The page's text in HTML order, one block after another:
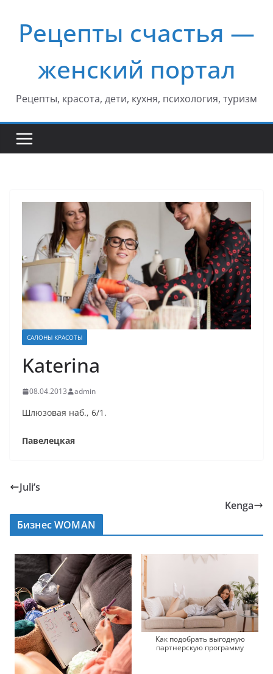
содержимому
Рецепты счастья —
женский портал
Рецепты, красота, дети, кухня, психология, туризм
САЛОНЫ КРАСОТЫ
Katerina
08.04.2013 admin
Шлюзовая наб., 6/1.
Павелецкая
Juli’s
Kenga
Бизнес WOMAN
Как подобрать выгодную
партнерскую программу